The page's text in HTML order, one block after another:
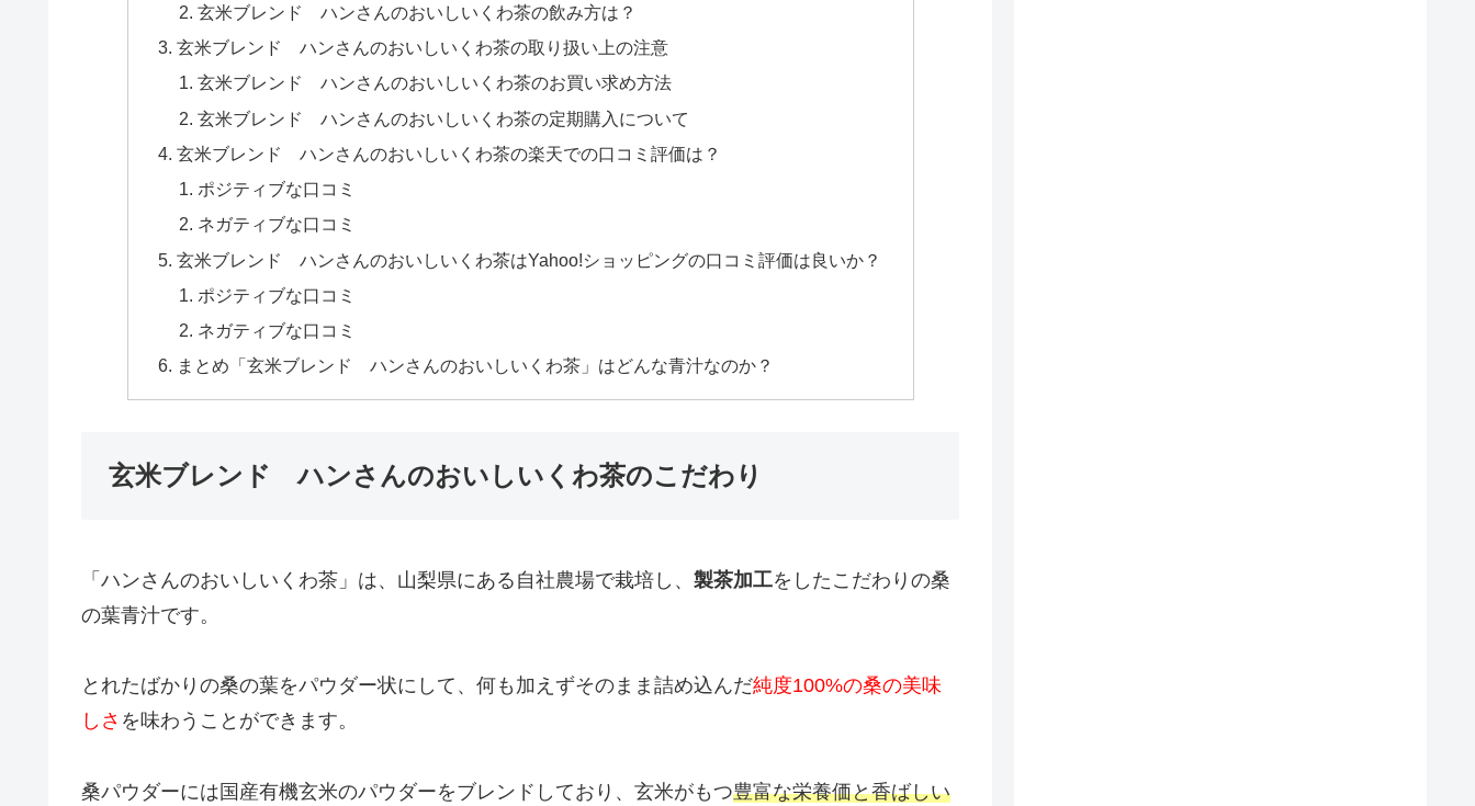
玄米ブレンド ハンさんのおいしいくわ茶の飲み方は？
玄米ブレンド ハンさんのおいしいくわ茶の取り扱い上の注意
玄米ブレンド ハンさんのおいしいくわ茶のお買い求め方法
玄米ブレンド ハンさんのおいしいくわ茶の定期購入について
玄米ブレンド ハンさんのおいしいくわ茶の楽天での口コミ評価は？
ポジティブな口コミ
ネガティブな口コミ
玄米ブレンド ハンさんのおいしいくわ茶はYahoo!ショッピングの口コミ評価は良いか？
ポジティブな口コミ
ネガティブな口コミ
まとめ「玄米ブレンド ハンさんのおいしいくわ茶」はどんな青汁なのか？
玄米ブレンド ハンさんのおいしいくわ茶のこだわり
「ハンさんのおいしいくわ茶」は、山梨県にある自社農場で栽培し、 製茶加工をしたこだわりの桑
の葉青汁です。
とれたばかりの桑の葉をパウダー状にして、何も加えずそのまま詰め込んだ純度100%の桑の美味
しさ を味わうことができます。
桑パウダーには国産有機玄米のパウダーをブレンドしており、玄米がもつ豊富な栄養価と香ばしい